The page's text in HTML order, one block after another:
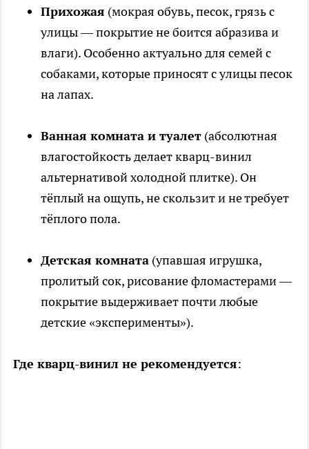
Прихожая (мокрая обувь, песок, грязь с
улицы — покрытие не боится абразива и
влаги). Особенно актуально для семей с
собаками, которые приносят с улицы песок
на лапах.
Ванная комната и туалет (абсолютная
влагостойкость делает кварц-винил
альтернативой холодной плитке). Он
тёплый на ощупь, не скользит и не требует
тёплого пола.
Детская комната (упавшая игрушка,
пролитый сок, рисование фломастерами —
покрытие выдерживает почти любые
детские «эксперименты»).
Где кварц-винил не рекомендуется: